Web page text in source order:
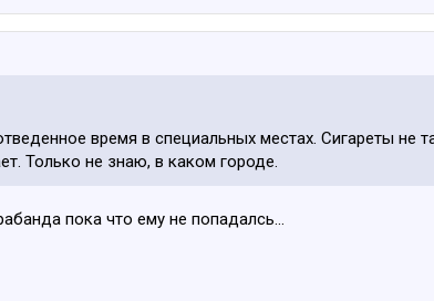
время в специальных местах. Сигареты не
Только не знаю, в каком городе.
пока что ему не попадалсь...